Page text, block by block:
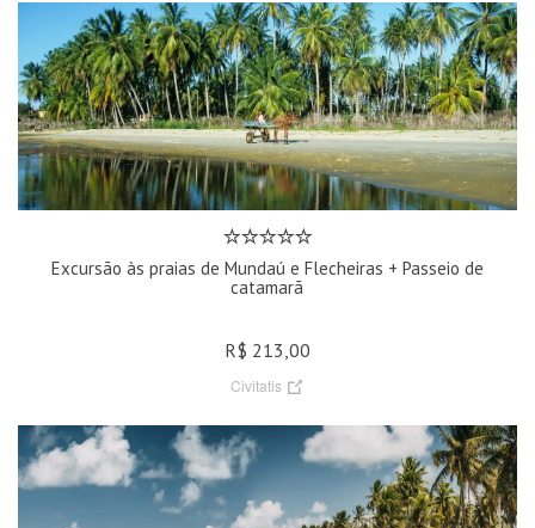
Excursão às praias de Mundaú e Flecheiras + Passeio de
catamarã
R$ 213,00
Civitatis